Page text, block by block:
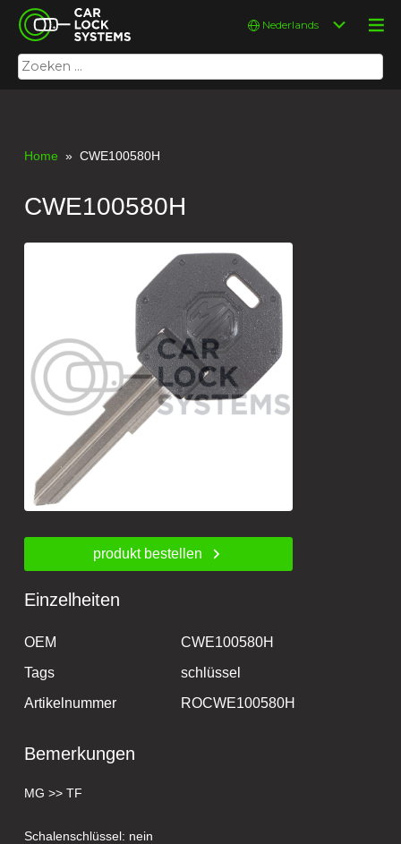
content
Car Lock Systems
Car Lock Systems
Zoeken
naar:
Kies
taal
Home » CWE100580H
CWE100580H
produkt bestellen
Einzelheiten
OEM
CWE100580H
Tags
schlüssel
Artikelnummer
ROCWE100580H
Bemerkungen
MG >> TF
Schalenschlüssel: nein